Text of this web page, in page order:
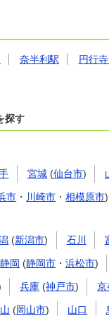
奈半利駅 円行
探す
宮城(仙台市)
市 ・ 川崎市 ・相模原市)
(新潟市) 石川
静岡 (静岡市 ・浜松市)
兵庫 (神戸市) 京
(岡山市) 山口